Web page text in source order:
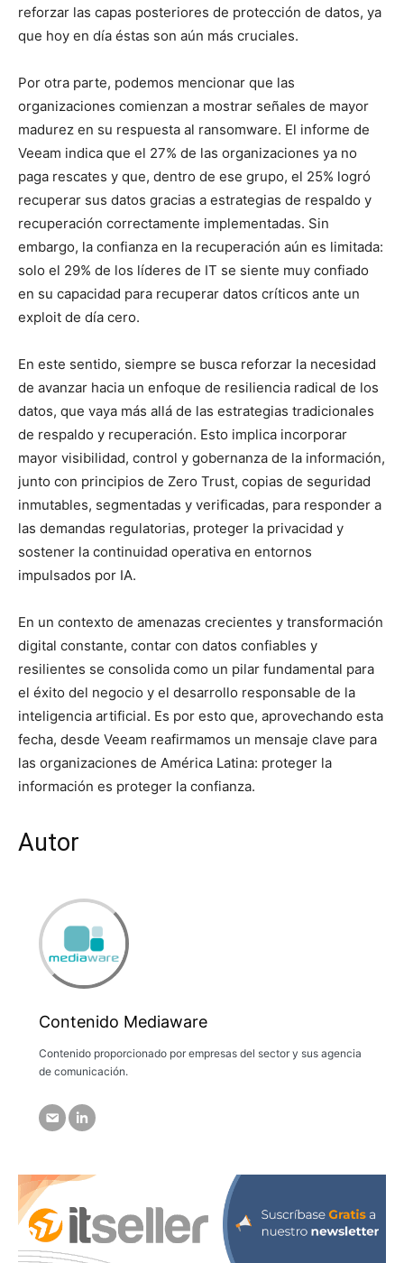
reforzar las capas posteriores de protección de datos, ya
que hoy en día éstas son aún más cruciales.
Por otra parte, podemos mencionar que las
organizaciones comienzan a mostrar señales de mayor
madurez en su respuesta al ransomware. El informe de
Veeam indica que el 27% de las organizaciones ya no
paga rescates y que, dentro de ese grupo, el 25% logró
recuperar sus datos gracias a estrategias de respaldo y
recuperación correctamente implementadas. Sin
embargo, la confianza en la recuperación aún es limitada:
solo el 29% de los líderes de IT se siente muy confiado
en su capacidad para recuperar datos críticos ante un
exploit de día cero.
En este sentido, siempre se busca reforzar la necesidad
de avanzar hacia un enfoque de resiliencia radical de los
datos, que vaya más allá de las estrategias tradicionales
de respaldo y recuperación. Esto implica incorporar
mayor visibilidad, control y gobernanza de la información,
junto con principios de Zero Trust, copias de seguridad
inmutables, segmentadas y verificadas, para responder a
las demandas regulatorias, proteger la privacidad y
sostener la continuidad operativa en entornos
impulsados por IA.
En un contexto de amenazas crecientes y transformación
digital constante, contar con datos confiables y
resilientes se consolida como un pilar fundamental para
el éxito del negocio y el desarrollo responsable de la
inteligencia artificial. Es por esto que, aprovechando esta
fecha, desde Veeam reafirmamos un mensaje clave para
las organizaciones de América Latina: proteger la
información es proteger la confianza.
Autor
Contenido Mediaware
Contenido proporcionado por empresas del sector y sus agencia
de comunicación.